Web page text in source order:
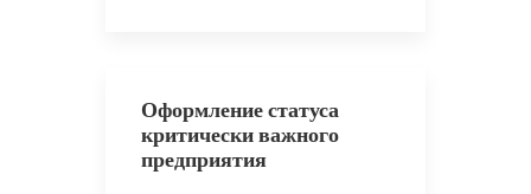
Оформление статуса
критически важного
предприятия